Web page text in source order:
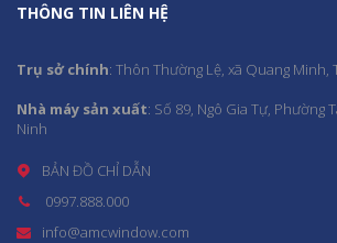
THÔNG TIN LIÊN HỆ
Trụ sở chính: Thôn Thường Lệ, xã Quang Minh,
Nhà máy sản xuất: Số 89, Ngô Gia Tự, Phường
Ninh
BẢN ĐỒ CHỈ DẪN
0997.888.000
info@amcwindow.com